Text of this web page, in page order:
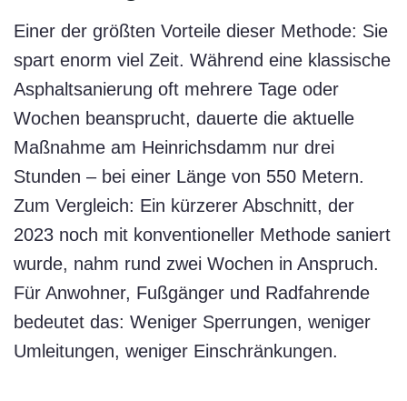
Einer der größten Vorteile dieser Methode: Sie
spart enorm viel Zeit. Während eine klassische
Asphaltsanierung oft mehrere Tage oder
Wochen beansprucht, dauerte die aktuelle
Maßnahme am Heinrichsdamm nur drei
Stunden – bei einer Länge von 550 Metern.
Zum Vergleich: Ein kürzerer Abschnitt, der
2023 noch mit konventioneller Methode saniert
wurde, nahm rund zwei Wochen in Anspruch.
Für Anwohner, Fußgänger und Radfahrende
bedeutet das: Weniger Sperrungen, weniger
Umleitungen, weniger Einschränkungen.